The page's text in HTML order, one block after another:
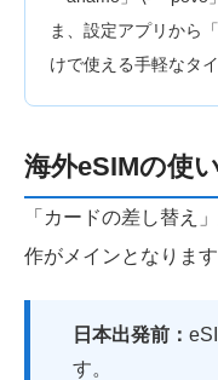
ま、設定アプリから
けで使える手軽なタイ
海外eSIMの使
「カードの差し替え
作がメインとなります
日本出発前：
す。